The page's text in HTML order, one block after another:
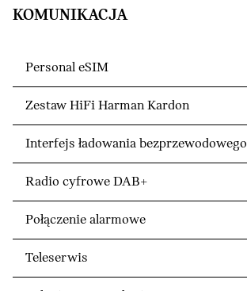
KOMUNIKACJA
Personal eSIM
Zestaw HiFi Harman Kardon
Interfejs ładowania bezprzewodowego
Radio cyfrowe DAB+
Połączenie alarmowe
Teleserwis